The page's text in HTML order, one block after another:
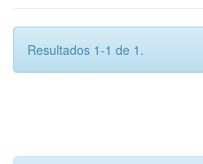
Resultados 1-1 de 1.